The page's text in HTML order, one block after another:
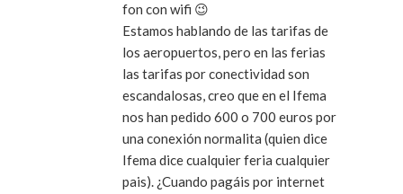
fon con wifi 😉
Estamos hablando de las tarifas de
los aeropuertos, pero en las ferias
las tarifas por conectividad son
escandalosas, creo que en el Ifema
nos han pedido 600 o 700 euros por
una conexión normalita (quien dice
Ifema dice cualquier feria cualquier
pais). ¿Cuando pagáis por internet